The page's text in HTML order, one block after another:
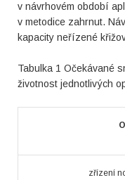
v návrhovém období
v metodice zahrnut.
kapacity neřízené
Tabulka 1 Očekávané
životnost jednotlivých
zřízení